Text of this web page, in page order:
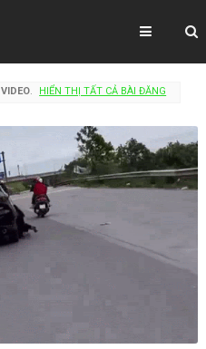
VIDEO. HIỂN THỊ TẤT CẢ BÀI ĐĂNG